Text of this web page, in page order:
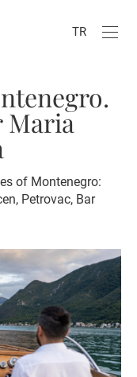
TR
Maria
of Montenegro:
Petrovac, Bar